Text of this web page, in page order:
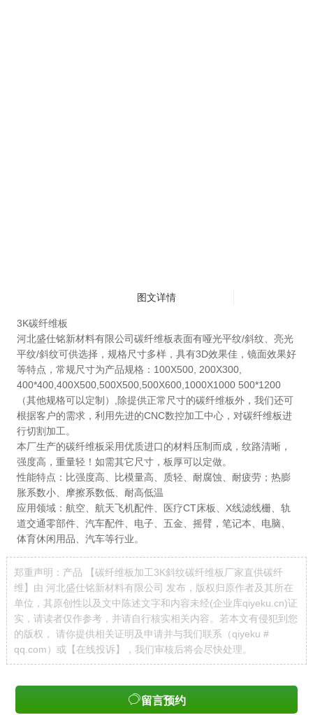
图文详情
3K碳纤维板
河北盛仕铭新材料有限公司碳纤维板表面有哑光平纹/斜纹、亮光
平纹/斜纹可供选择，规格尺寸多样，具有3D效果佳，镜面效果好
等特点，常规尺寸为产品规格： 100X500, 200X300,
400*400,400X500,500X500,500X600,1000X1000 500*1200
（其他规格可以定制）
除提供正常尺寸的碳纤维板外，我们还可
根据客户的需求，利用先进的CNC数控加工中心，对碳纤维板进
行切割加工。
本厂生产的碳纤维板采用优质进口的材料压制而成，纹路清晰，
强度高，重量轻！如需其它尺寸，板厚可以定做。
性能特点：比强度高、比模量高、质轻、耐腐蚀、耐疲劳；热膨
胀系数小、摩擦系数低、耐高低温
应用领域：航空、航天飞机配件、医疗CT床板、 X线滤线栅、轨
道交通零部件、汽车配件、电子、五金、摇臂，笔记本、电脑、
体育休闲用品、汽车等行业。
郑重声明：产品 【碳纤维板加工3K斜纹碳纤维板厂家直供碳纤
维】由 河北盛仕铭新材料有限公司 发布，版权归原作者及其所在
单位，其原创性以及文中陈述文字和内容未经(企业库qiyeku.cn)证
实，请读者仅作参考，并请自行核实相关内容。若本文有侵犯到您
的版权， 请你提供相关证明及申请并与我们联系（qiyeku #
qq.com）或【在线投诉】，我们审核后将会尽快处理。
留言预约